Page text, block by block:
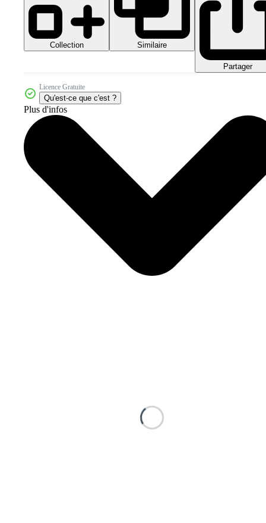
Collection Similaire
Partager
Licence Gratuite
Qu'est-ce que c'est ?
Plus d'infos